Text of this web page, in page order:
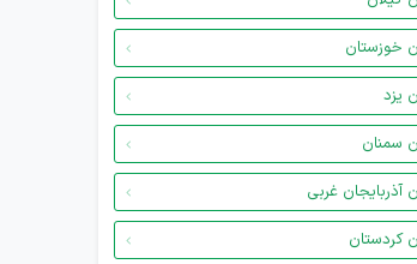
خوزستان
یزد
سمنان
آذربایجان غربی
کردستان